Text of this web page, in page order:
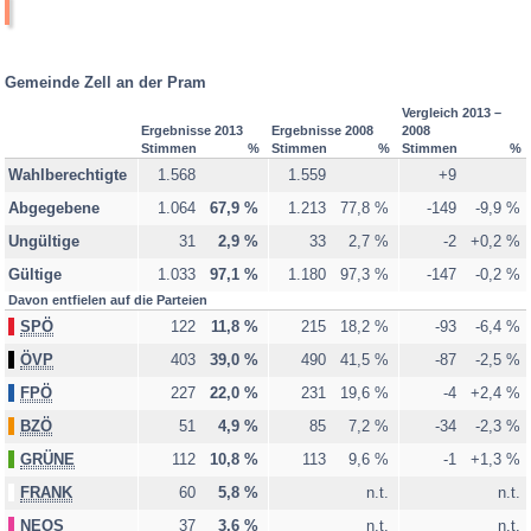
Gemeinde Zell an der Pram
Ergebnisse 2013 Ergebnisse 2008
Vergleich 2013 –
2008
Stimmen
% Stimmen % Stimmen %
Wahlberechtigte 1.568 1.559
+9
Abgegebene
1.064 67,9 % 1.213 77,8 % -149
-9,9 %
Ungültige
31 2,9 % 33 2,7 % -2
+0,2 %
Gültige
1.033 97,1 % 1.180 97,3 % -147 -0,2 %
Davon entfielen auf die Parteien
SPÖ 122 11,8 % 215 18,2 % -93
-6,4 %
ÖVP
403 39,0 % 490 41,5 % -87
-2,5 %
FPÖ
227 22,0 % 231 19,6 % -4
+2,4 %
BZÖ
51 4,9 % 85 7,2 % -34
-2,3 %
GRÜNE
112 10,8 % 113 9,6 % -1
+1,3 %
FRANK
60 5,8 % n.t.
n.t.
NEOS
37 3,6 % n.t. n.t.
vollständig ausgezählt
teilweise ausgezählt
noch nicht ausgezählt
Minima-Maxima-Analyse